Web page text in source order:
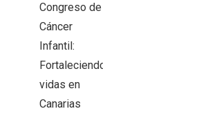
Congreso de
Cáncer
Infantil:
Fortaleciendo
vidas en
Canarias